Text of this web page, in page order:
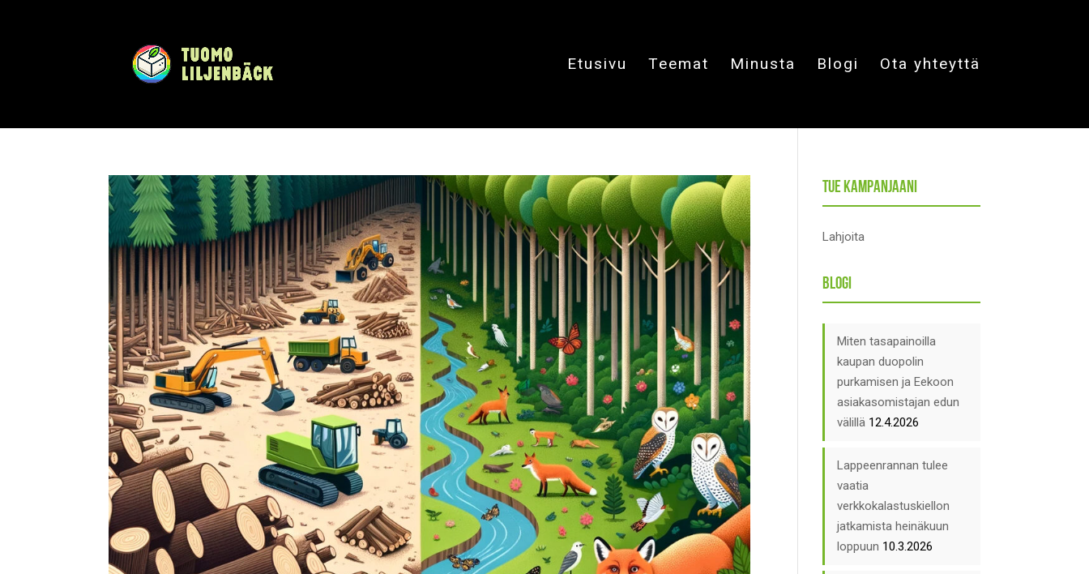
Etusivu Teemat Minusta Blogi Ota yhteyttä
Tue kampanjaani
Lahjoita
Blogi
Miten tasapainoilla
kaupan duopolin
purkamisen ja Eekoon
asiakasomistajan edun
välillä 12.4.2026
Lappeenrannan tulee
vaatia
verkkokalastuskiellon
jatkamista heinäkuun
loppuun 10.3.2026